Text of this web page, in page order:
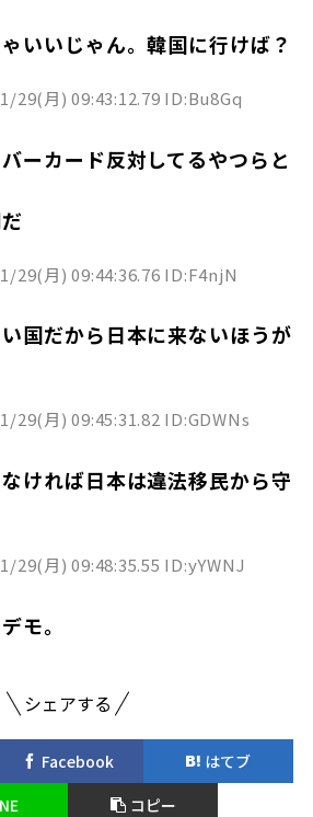
いいじゃん。韓国に行けば？
29(月) 09:43:12.79 ID:Bu8Gq
ーカード反対してるやつらと
29(月) 09:44:36.76 ID:F4njN
国だから日本に来ないほうが
29(月) 09:45:31.82 ID:GDWNs
ければ日本は違法移民から守
29(月) 09:48:35.55 ID:yYWNJ
モ。
シェアする
Facebook
はてブ
コピー